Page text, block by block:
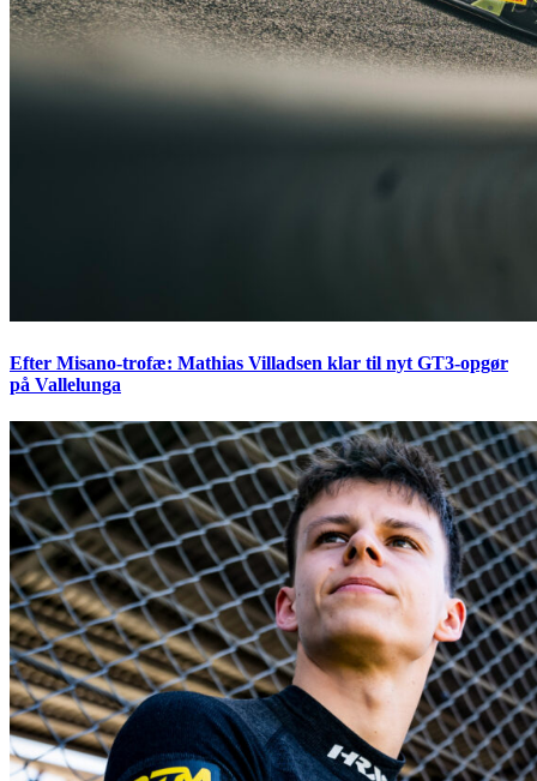
Efter Misano-trofæ: Mathias Villadsen klar til nyt GT3-opgør
på Vallelunga